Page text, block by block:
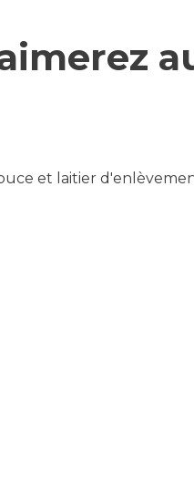
et laitier